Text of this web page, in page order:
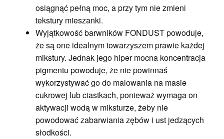
osiągnąć pełną moc, a przy tym nie zmieni
tekstury mieszanki.
Wyjątkowość barwników FONDUST powoduje,
że są one idealnym towarzyszem prawie każdej
mikstury. Jednak jego hiper mocna koncentracja
pigmentu powoduje, że nie powinnaś
wykorzystywać go do malowania na masie
cukrowej lub ciastkach, ponieważ wymaga on
aktywacji wodą w miksturze, żeby nie
powodować zabarwiania zębów i ust jedzących
słodkości.